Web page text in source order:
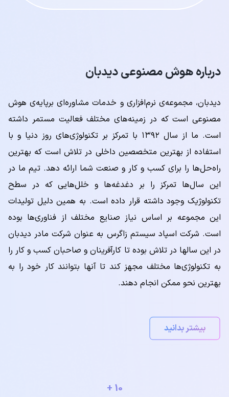
درباره هوش مصنوعی دیدبان
دیدبان، مجموعه‌ی نرم‌افزاری و خدمات مشاوره‌ای برپایه‌ی هوش
مصنوعی است که در زمینه‌های مختلف فعالیت مستمر داشته
است. ما از سال ۱۳۹۲ با تمرکز بر تکنولوژی‌های روز دنیا و با
استفاده از بهترین متخصصین داخلی در تلاش است که بهترین
راه‌حل‌ها را برای کسب و کار و صنعت شما ارائه دهد. تیم ما در
این سال‌ها تمرکز را بر دغدغه‌ها و خلل‌هایی که در سطح
تکنولوژیک وجود داشته قرار داده است. به همین دلیل تولیدات
این مجموعه بر اساس نیاز صنایع مختلف از فناوری‌ها بوده
است. شرکت اسپاد سیستم زاگرس به عنوان شرکت مادر دیدبان
در این سالها در تلاش بوده تا کارآفرینان و صاحبان کسب و کار را
به تکنولوژی‌ها مختلف مجهز کند تا آنها بتوانند کار خود را به
بهترین نحو ممکن انجام دهند.
بیشتر بدانید
10 +